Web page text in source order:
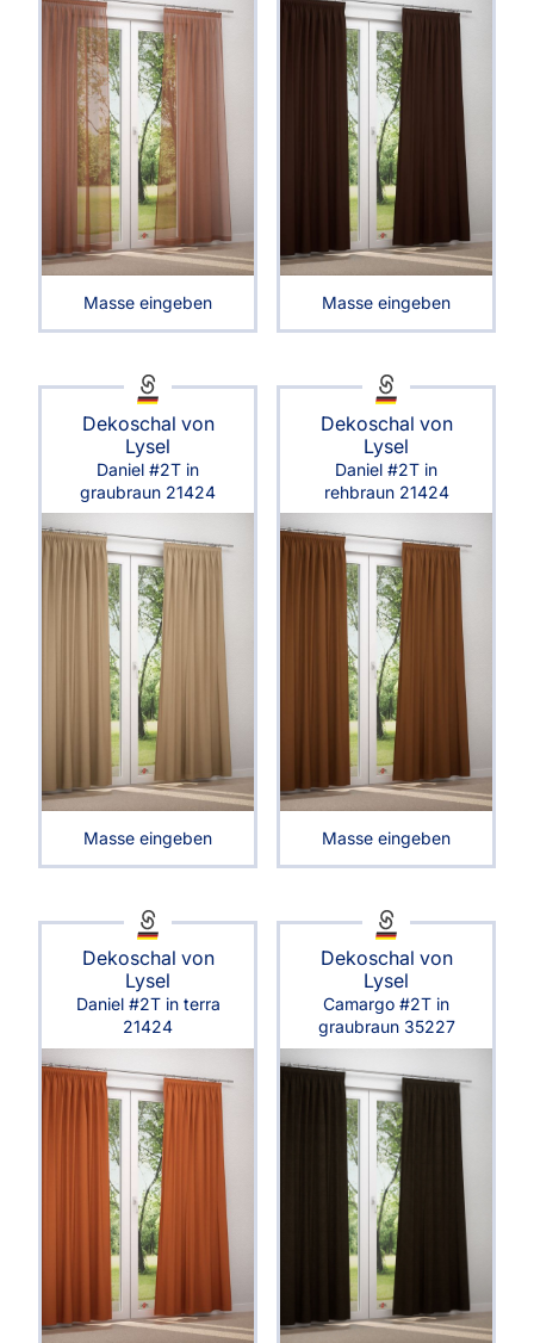
Masse eingeben Masse eingeben
Dekoschal von
Lysel
Daniel #2T in
graubraun 21424
Masse eingeben
Dekoschal von
Lysel
Daniel #2T in
rehbraun 21424
Masse eingeben
Dekoschal von
Lysel
Daniel #2T in terra
21424
Dekoschal von
Lysel
Camargo #2T in
graubraun 35227